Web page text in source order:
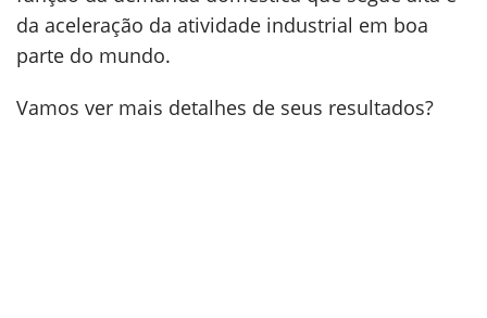
da aceleração da atividade industrial em boa
parte do mundo.
Vamos ver mais detalhes de seus resultados?